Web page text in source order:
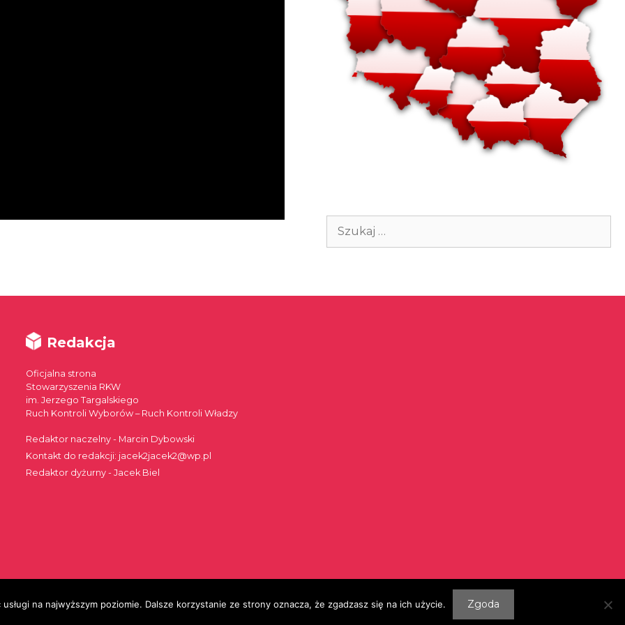
Szukaj:
Redakcja
Oficjalna strona
Stowarzyszenia RKW
im. Jerzego Targalskiego
Ruch Kontroli Wyborów – Ruch Kontroli Władzy
Redaktor naczelny - Marcin Dybowski
Kontakt do redakcji: jacek2jacek2@wp.pl
Redaktor dyżurny - Jacek Biel
Szukaj:
na najwyższym poziomie. Dalsze korzystanie ze strony oznacza, że zgadzasz się na ich użycie. Zgoda